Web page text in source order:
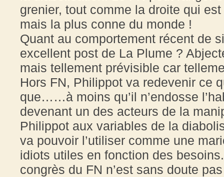
grenier, tout comme la droite qui
mais la plus conne du monde !
Quant au comportement récent de
excellent post de La Plume ?
mais tellement prévisible car
Hors FN, Philippot va redevenir ce
que……à moins qu’il n’endosse
devenant un des acteurs de la
Philippot aux variables de la
va pouvoir l’utiliser comme une
idiots utiles en fonction des
congrès du FN n’est sans doute